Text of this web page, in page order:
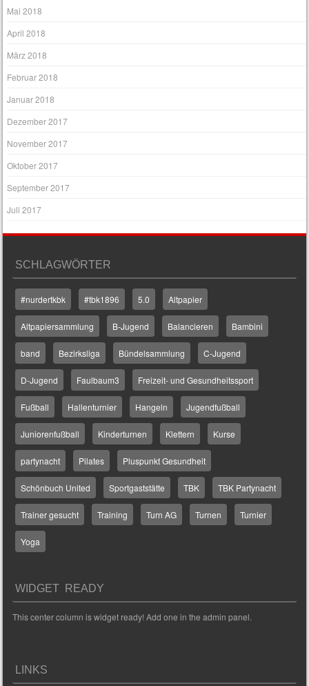
Mai 2018
April 2018
März 2018
Februar 2018
Januar 2018
Dezember 2017
November 2017
Oktober 2017
September 2017
Juli 2017
SCHLAGWÖRTER
#nurdertkbk #tbk1896 5.0 Altpapier
Altpapiersammlung B-Jugend Balancieren Bambini
band Bezirksliga Bündelsammlung C-Jugend
D-Jugend Faulbaum3 Freizeit- und Gesundheitssport
Fußball Hallenturnier Hangeln Jugendfußball
Juniorenfußball Kinderturnen Klettern Kurse
partynacht Pilates Pluspunkt Gesundheit
Schönbuch United Sportgaststätte TBK TBK Partynacht
Trainer gesucht Training Turn AG Turnen Turnier
Yoga
WIDGET READY
This center column is widget ready! Add one in the admin panel.
LINKS